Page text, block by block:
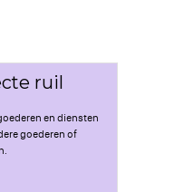
ruil
en diensten
goederen of